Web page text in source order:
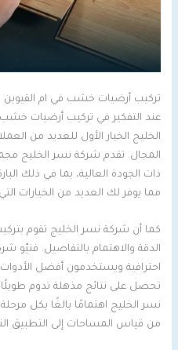
تركيب أرضيات خشب في ام القيوين
عند التفكير في تركيب أرضيات
الخليج الخيار الأول للعديد من
المجال. تقدم شركة نسر الخليج
ذات الجودة العالية، بما في ذلك
مما يوفر لك العديد من الخيارات
كما أن شركة نسر الخليج تقوم
الدقة والاهتمام بالتفاصيل. فنيّو
احترافية ويستخدمون أفضل
تحصل على نتائج مذهلة تدوم
نسر الخليج اهتمامًا بالغًا بكل
من قياس المساحات إلى التطبيق